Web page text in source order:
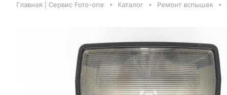
Главная | Сервис Foto-one Каталог Ремонт вспышек